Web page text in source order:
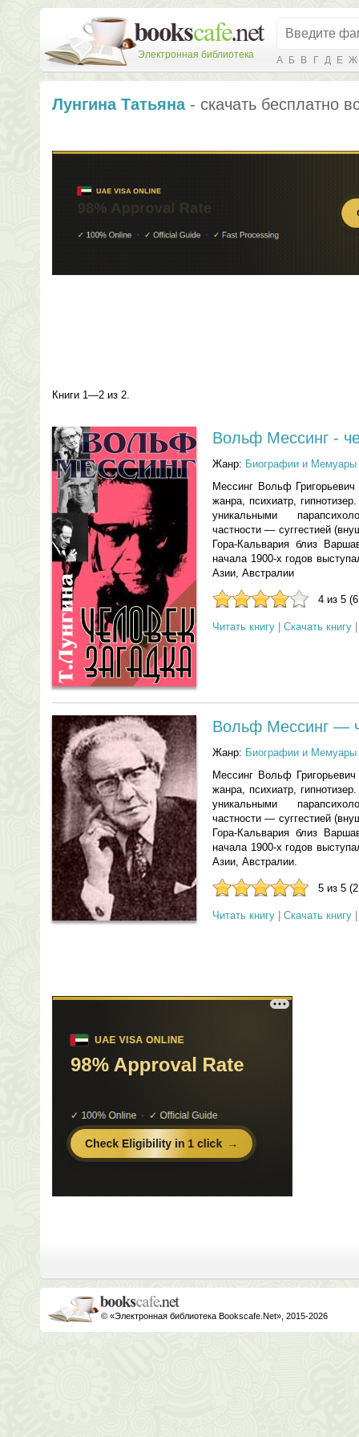
Электронная библиотека А Б В Г Д Е Ж
Лунгина Татьяна- скачать бесплатно
Книги 1—2 из 2.
Вольф Мессинг -
Жанр: Биографии и Мемуары
Мессинг Вольф Григорьевич
жанра, психиатр,
уникальными
частности — суггестией
Гора-Кальвария близ
начала 1900-х годов
Азии, Австралии
4 из 5
Читать книгу Скачать книгу
Вольф Мессинг —
Жанр: Биографии и Мемуары
Мессинг Вольф Григорьевич
жанра, психиатр,
уникальными
частности — суггестией
Гора-Кальвария близ
начала 1900-х годов
Азии, Австралии.
5 из 5
Читать книгу Скачать книгу
© «Электронная библиотека Bookscafe.Net», 2015-2026